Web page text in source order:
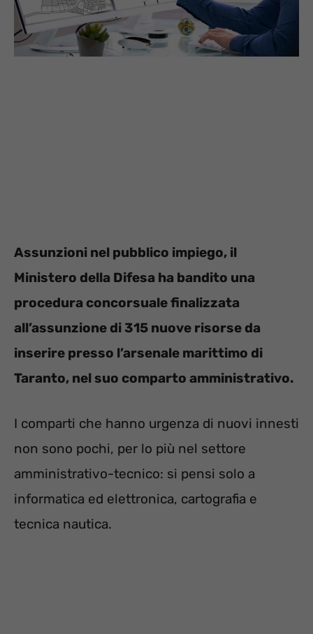
Assunzioni nel pubblico impiego, il
Ministero della Difesa ha bandito una
procedura concorsuale finalizzata
all’assunzione di 315 nuove risorse da
inserire presso l’arsenale marittimo di
Taranto, nel suo comparto amministrativo.
I comparti che hanno urgenza di nuovi innesti
non sono pochi, per lo più nel settore
amministrativo-tecnico: si pensi solo a
informatica ed elettronica, cartografia e
tecnica nautica.